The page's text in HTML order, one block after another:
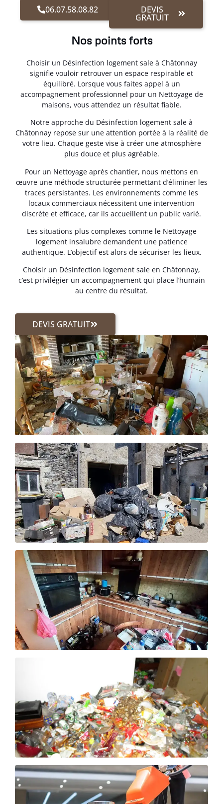
06.07.58.08.82 DEVIS
GRATUIT
Nos points forts
Choisir un Désinfection logement sale à Châtonnay
signifie vouloir retrouver un espace respirable et
équilibré. Lorsque vous faites appel à un
accompagnement professionnel pour un Nettoyage de
maisons, vous attendez un résultat fiable.
Notre approche du Désinfection logement sale à
Châtonnay repose sur une attention portée à la réalité de
votre lieu. Chaque geste vise à créer une atmosphère
plus douce et plus agréable.
Pour un Nettoyage après chantier, nous mettons en
œuvre une méthode structurée permettant d’éliminer les
traces persistantes. Les environnements comme les
locaux commerciaux nécessitent une intervention
discrète et efficace, car ils accueillent un public varié.
Les situations plus complexes comme le Nettoyage
logement insalubre demandent une patience
authentique. L’objectif est alors de sécuriser les lieux.
Choisir un Désinfection logement sale en Châtonnay,
c’est privilégier un accompagnement qui place l’humain
au centre du résultat.
DEVIS GRATUIT